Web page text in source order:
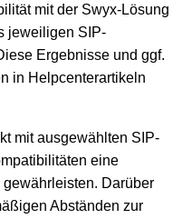
mit der Swyx-Lösung
jeweiligen SIP-
Ergebnisse und ggf.
in Helpcenterartikeln
mit ausgewählten SIP-
eine
Darüber
Abständen zur